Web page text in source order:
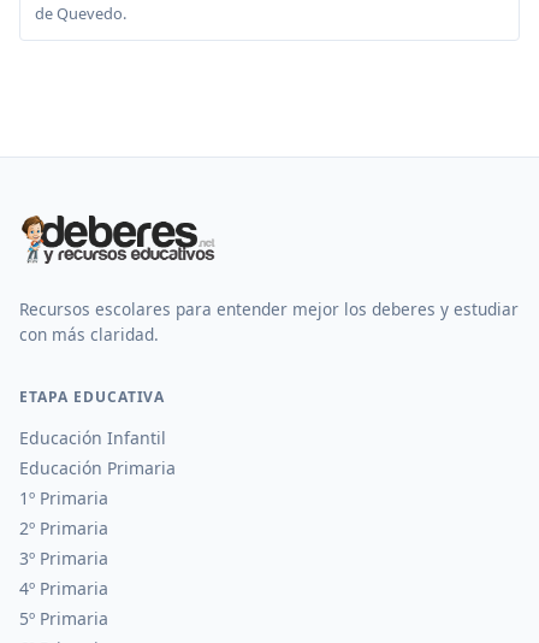
de Quevedo.
Recursos escolares para entender mejor los deberes y estudiar
con más claridad.
ETAPA EDUCATIVA
Educación Infantil
Educación Primaria
1º Primaria
2º Primaria
3º Primaria
4º Primaria
5º Primaria